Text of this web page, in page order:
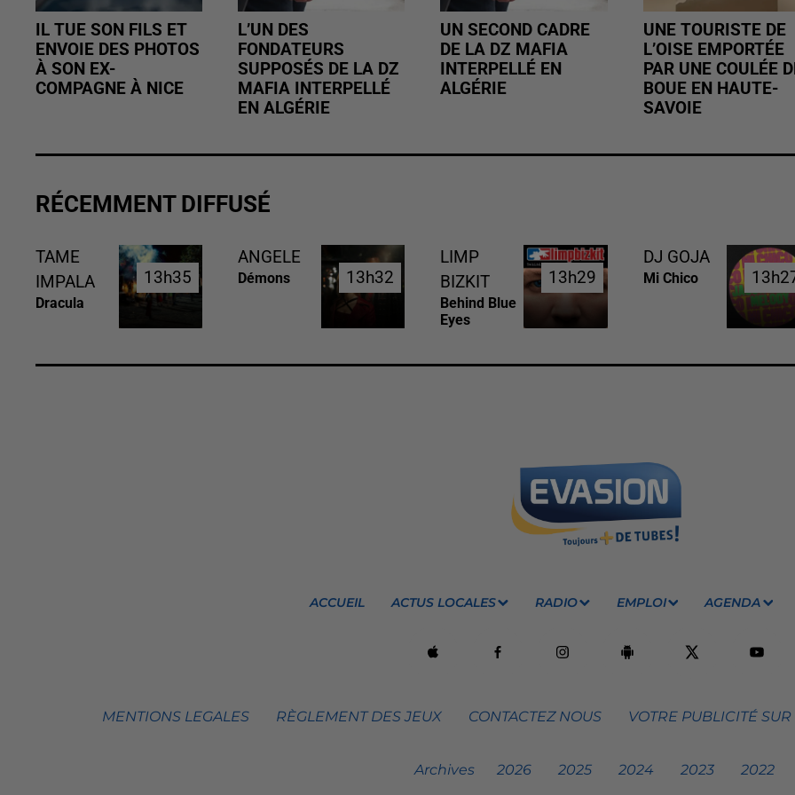
IL TUE SON FILS ET
ENVOIE DES PHOTOS
À SON EX-
COMPAGNE À NICE
L’UN DES
FONDATEURS
SUPPOSÉS DE LA DZ
MAFIA INTERPELLÉ
EN ALGÉRIE
UN SECOND CADRE
DE LA DZ MAFIA
INTERPELLÉ EN
ALGÉRIE
UNE TOURISTE DE
L’OISE EMPORTÉE
PAR UNE COULÉE
BOUE EN HAUTE-
SAVOIE
RÉCEMMENT DIFFUSÉ
TAME
IMPALA
Dracula
13h35
13h35
ANGELE
Démons 13h32
13h32
LIMP
BIZKIT
Behind Blue
Eyes
13h29
13h29
DJ GOJA
Mi Chico
ACCUEIL ACTUS LOCALES RADIO EMPLOI AGENDA
MENTIONS LEGALES RÈGLEMENT DES JEUX CONTACTEZ NOUS VOTRE PUBLICITÉ
Archives 2026 2025 2024 2023 2022